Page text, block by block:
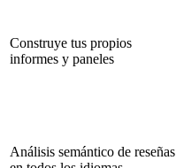
Construye tus propios
informes y paneles
Análisis semántico de reseñas